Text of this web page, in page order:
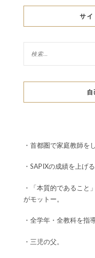
サイ
自
・首都圏で家庭教師を
・SAPIXの成績を上げ
・「本質的であること
がモットー。
・全学年・全教科を指導
・三児の父。